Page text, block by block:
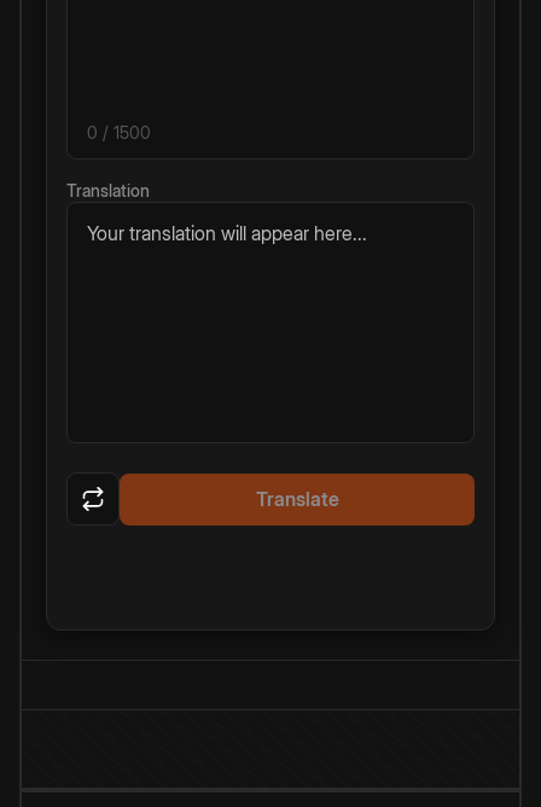
0 / 1500
Translation
Your translation will appear here...
Translate